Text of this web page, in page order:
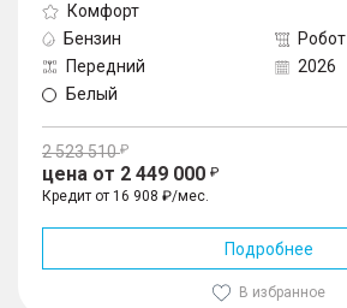
Комфорт
Бензин
Робот
Передний
2026
Белый
2 523 510
цена от 2 449 000
Кредит от 16 908 ₽/мес.
Подробнее
В избранное